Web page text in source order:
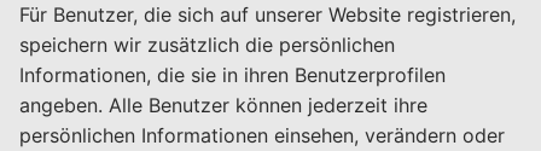
Für Benutzer, die sich auf unserer Website registrieren,
speichern wir zusätzlich die persönlichen
Informationen, die sie in ihren Benutzerprofilen
angeben. Alle Benutzer können jederzeit ihre
persönlichen Informationen einsehen, verändern oder